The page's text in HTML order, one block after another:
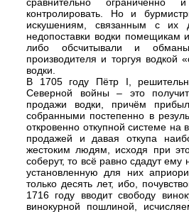
контролировать. Но и
искушениям, связанным с их
недопоставки водки помещикам
либо обсчитывали и
производителя и торгуя водкой
водки.
В 1705 году Пётр I,
Северной войны – это
продажи водки, причём
собранными постепенно в
откровенно откупной системе на
продажей и давая откупа
жестоким людям, исходя при
соберут, то всё равно сдадут
установленную для них
только десять лет, ибо,
1716 году вводит свободу
винокурной пошлиной,